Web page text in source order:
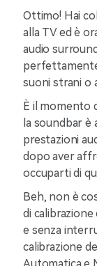
Ottimo! Hai
alla TV ed è
audio
suoni strani o
È il momento
la soundbar
prestazioni
dopo aver
occuparti di
Beh, non è
di
e senza
calibrazione